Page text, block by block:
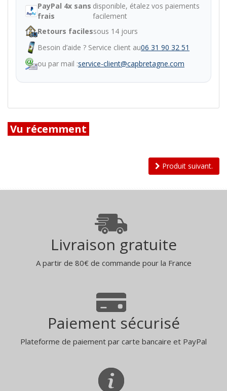
PayPal 4x sans
frais
disponible, étalez vos paiements
facilement
Retours facilessous 14 jours
Besoin d’aide ? Service client au06 31 90 32 51
ou par mail :service-client@capbretagne.com
Vu récemment
Produit suivant.
Livraison gratuite
A partir de 80€ de commande pour la France
Paiement sécurisé
Plateforme de paiement par carte bancaire et PayPal